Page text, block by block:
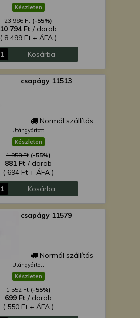
Készleten
23 986 Ft (-55%)
10 794 Ft / darab
( 8 499 Ft + ÁFA )
Kosárba
csapágy 11513
Normál szállítás
Utángyártott
Készleten
1 958 Ft (-55%)
881 Ft / darab
( 694 Ft + ÁFA )
Kosárba
csapágy 11579
Normál szállítás
Utángyártott
Készleten
1 552 Ft (-55%)
699 Ft / darab
( 550 Ft + ÁFA )